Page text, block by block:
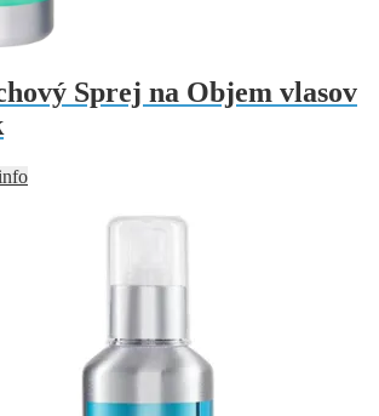
Sprej na Objem vlasov